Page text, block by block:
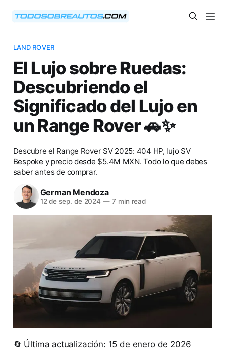
LAND ROVER
El Lujo sobre Ruedas:
Descubriendo el
Significado del Lujo en
un Range Rover 🚗✨
Descubre el Range Rover SV 2025: 404 HP, lujo SV
Bespoke y precio desde $5.4M MXN. Todo lo que debes
saber antes de comprar.
German Mendoza
12 de sep. de 2024 — 7 min read
🔄 Última actualización: 15 de enero de 2026